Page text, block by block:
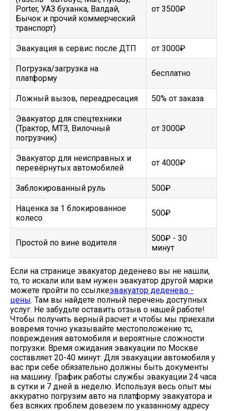
Porter, УАЗ буханка, Валдай,
Бычок и прочий коммерческий
транспорт)
от 3500₽
Эвакуация в сервис после ДТП от 3000₽
Погрузка/загрузка на
платформу
бесплатно
Ложный вызов, переадресация 50% от заказа
Эвакуатор для спецтехники
(Трактор, МТЗ, Вилочный
погрузчик)
от 3000₽
Эвакуатор для неисправных и
перевёрнутых автомобилей
от 4000₽
Заблокированный руль 500₽
Наценка за 1 блокированное
колесо
500₽
Простой по вине водителя
500₽ - 30
минут
Если на странице эвакуатор деденево вы не нашли,
то, то искали или вам нужен эвакуатор другой марки
можете пройти по ссылкеэвакуатор деденево -
цены. Там вы найдете полный перечень доступных
услуг. Не забудьте оставить отзыв о нашей работе!
Чтобы получить верный расчет и чтобы мы приехали
вовремя точно указывайте местоположение тс,
повреждения автомобиля и вероятные сложности
погрузки. Время ожидания эвакуации по Москве
составляет 20-40 минут. Для эвакуации автомобиля у
вас при себе обязательно должны быть документы
на машину. График работы службы эвакуации 24 часа
в сутки и 7 дней в неделю. Используя весь опыт мы
аккуратно погрузим авто на платформу эвакуатора и
без всяких проблем довезем по указанному адресу